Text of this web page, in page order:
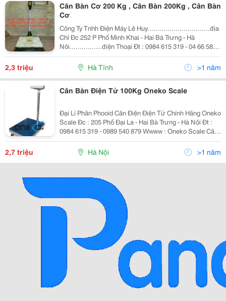
Cân Bàn Cơ 200 Kg , Cân Bàn 200Kg , Cân Bàn
Cơ
Công Ty Tnhh Điện Máy Lê Huy...............................địa
Chỉ Đc 252 P Phố Minh Khai - Hai Bà Trưng - Hà
Nôi................điện Thoại Đt : 0984 615 319 - 04 66 583
55 5 Cty Chúng Tôi Chuyên Cung Cấp Các Dòng Cân
Bàn Và Cân Điệ
2,3 triệu Hà Tĩnh >1 năm
Cân Bàn Điện Tử 100Kg Oneko Scale
Đại Lí Phân Phooid Cân Điện Điện Tử Chính Hãng Oneko
Scale Đc : 205 Phố Đại La - Hai Bà Trưng - Hà Nội Đt :
0984 615 319 - 0989 540 879 Wwww : Oneko Scale Cân
Điện Tử Oneko Ok-100 (100Kg/10G) Cân Bàn Điện Tử
Oneko Scale
2,7 triệu Hà Nội >1 năm